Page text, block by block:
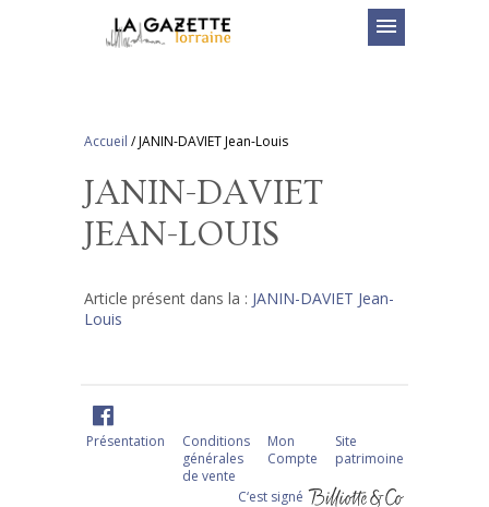
menu
Accueil /JANIN-DAVIET Jean-Louis
JANIN-DAVIET
JEAN-LOUIS
Article présent dans la : JANIN-DAVIET Jean-
Louis
Présentation
Conditions
générales
de vente
Mon
Compte
Site
patrimoine
C‘est signé